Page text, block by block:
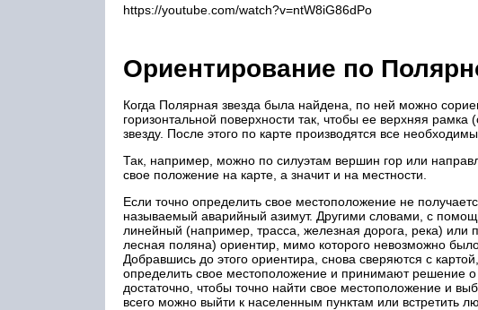
https://youtube.com/watch?v=ntW8iG86dPo
Ориентирование по
Когда Полярная звезда была найдена, по ней можно
горизонтальной поверхности так, чтобы ее верхняя
звезду. После этого по карте производятся все
Так, например, можно по силуэтам вершин гор или
свое положение на карте, а значит и на местности.
Если точно определить свое местоположение не
называемый аварийный азимут. Другими словами, с
линейный (например, трасса, железная дорога, река)
лесная поляна) ориентир, мимо которого невозможно
Добравшись до этого ориентира, снова сверяются с
определить свое местоположение и принимают решение
достаточно, чтобы точно найти свое местоположение и
всего можно выйти к населенным пунктам или встретить